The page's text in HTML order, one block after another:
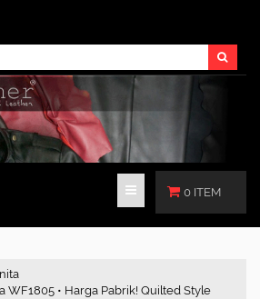
0 ITEM
WF1805 • Harga Pabrik! Quilted Style